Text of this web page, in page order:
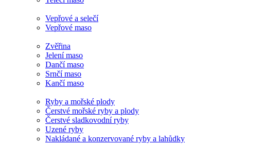
Vepřové a selečí
Vepřové maso
Zvěřina
Jelení maso
Dančí maso
Srnčí maso
Kančí maso
Ryby a mořské plody
Čerstvé mořské ryby a plody
Čerstvé sladkovodní ryby
Uzené ryby
Nakládané a konzervované ryby a lahůdky